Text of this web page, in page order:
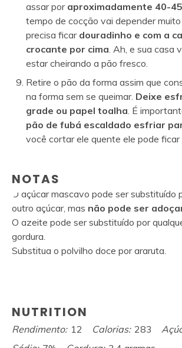
assar poraproximadamente 40-
tempo de cocção vai depender
precisa ficar douradinho e com a
crocante por cima. Ah, e sua casa
estar cheirando a pão fresco.
Retire o pão da forma assim que
na forma sem se queimar. Deixe
grade ou papel toalha. É
pão de fubá escaldado esfriar
você cortar ele quente ele pode ficar
NOTAS
O açúcar mascavo pode ser substituído
outro açúcar, mas não pode ser
O azeite pode ser substituído por
gordura.
Substitua o polvilho doce por araruta.
NUTRITION
Rendimento: 12 Calorias: 283